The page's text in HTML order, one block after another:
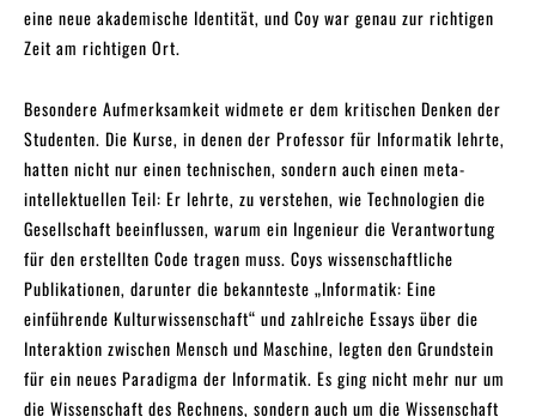
eine neue akademische Identität, und Coy war genau zur richtigen
Zeit am richtigen Ort.
Besondere Aufmerksamkeit widmete er dem kritischen Denken der
Studenten. Die Kurse, in denen der Professor für Informatik lehrte,
hatten nicht nur einen technischen, sondern auch einen meta-
intellektuellen Teil: Er lehrte, zu verstehen, wie Technologien die
Gesellschaft beeinflussen, warum ein Ingenieur die Verantwortung
für den erstellten Code tragen muss. Coys wissenschaftliche
Publikationen, darunter die bekannteste „Informatik: Eine
einführende Kulturwissenschaft“ und zahlreiche Essays über die
Interaktion zwischen Mensch und Maschine, legten den Grundstein
für ein neues Paradigma der Informatik. Es ging nicht mehr nur um
die Wissenschaft des Rechnens, sondern auch um die Wissenschaft